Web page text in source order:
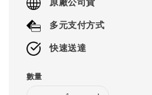
原廠公司貨
多元支付方式
快速送達
數量